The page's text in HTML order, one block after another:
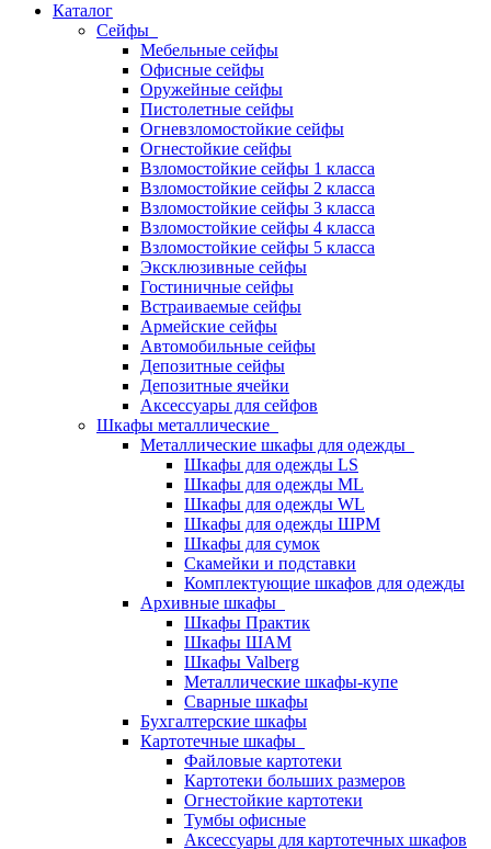
Каталог
Сейфы
Мебельные сейфы
Офисные сейфы
Оружейные сейфы
Пистолетные сейфы
Огневзломостойкие сейфы
Огнестойкие сейфы
Взломостойкие сейфы 1 класса
Взломостойкие сейфы 2 класса
Взломостойкие сейфы 3 класса
Взломостойкие сейфы 4 класса
Взломостойкие сейфы 5 класса
Эксклюзивные сейфы
Гостиничные сейфы
Встраиваемые сейфы
Армейские сейфы
Автомобильные сейфы
Депозитные сейфы
Депозитные ячейки
Аксессуары для сейфов
Шкафы металлические
Металлические шкафы для одежды
Шкафы для одежды LS
Шкафы для одежды ML
Шкафы для одежды WL
Шкафы для одежды ШРМ
Шкафы для сумок
Скамейки и подставки
Комплектующие шкафов для одежды
Архивные шкафы
Шкафы Практик
Шкафы ШАМ
Шкафы Valberg
Металлические шкафы-купе
Сварные шкафы
Бухгалтерские шкафы
Картотечные шкафы
Файловые картотеки
Картотеки больших размеров
Огнестойкие картотеки
Тумбы офисные
Аксессуары для картотечных шкафов